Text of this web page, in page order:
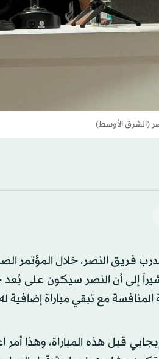
(الشرق الأوسط)
النصر، خلال المؤتمر
إلى أن النصر سيكون على
المنافسة مع تبقي مباراة إضافية
قبل هذه المباراة، وهذا